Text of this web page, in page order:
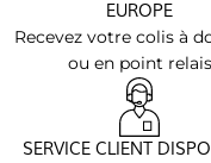
EUROPE
Recevez votre colis à
ou en point relais
SERVICE CLIENT